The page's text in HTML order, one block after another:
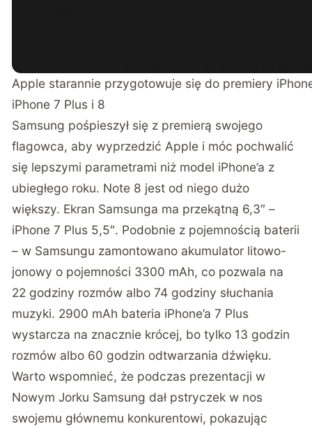
Apple starannie przygotowuje się do premiery
iPhone 7 Plus i 8
Samsung pośpieszył się z premierą swojego
flagowca, aby wyprzedzić Apple i móc pochwalić
się lepszymi parametrami niż model iPhone’a z
ubiegłego roku. Note 8 jest od niego dużo
większy. Ekran Samsunga ma przekątną 6,3″ –
iPhone 7 Plus 5,5″. Podobnie z pojemnością baterii
– w Samsungu zamontowano akumulator litowo-
jonowy o pojemności 3300 mAh, co pozwala na
22 godziny rozmów albo 74 godziny słuchania
muzyki. 2900 mAh bateria iPhone’a 7 Plus
wystarcza na znacznie krócej, bo tylko 13 godzin
rozmów albo 60 godzin odtwarzania dźwięku.
Warto wspomnieć, że podczas prezentacji w
Nowym Jorku Samsung dał pstryczek w nos
swojemu głównemu konkurentowi, pokazując